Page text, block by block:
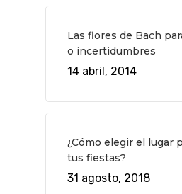
Las flores de Bach
o incertidumbres
14 abril, 2014
¿Cómo elegir el lugar
tus fiestas?
31 agosto, 2018